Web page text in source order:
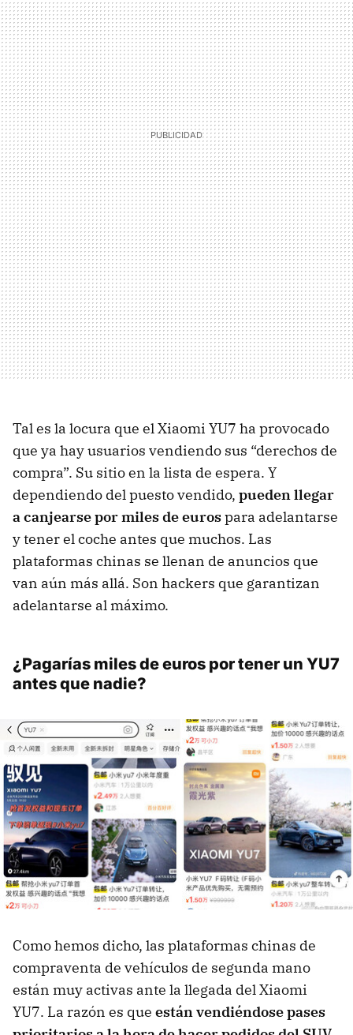
Tal es la locura que el Xiaomi YU7 ha provocado
que ya hay usuarios vendiendo sus “derechos de
compra”. Su sitio en la lista de espera. Y
dependiendo del puesto vendido, pueden llegar
a canjearse por miles de eurospara adelantarse
y tener el coche antes que muchos. Las
plataformas chinas se llenan de anuncios que
van aún más allá. Son hackers que garantizan
adelantarse al máximo.
¿Pagarías miles de euros por tener un YU7
antes que nadie?
Como hemos dicho, las plataformas chinas de
compraventa de vehículos de segunda mano
están muy activas ante la llegada del Xiaomi
YU7. La razón es que están vendiéndose pases